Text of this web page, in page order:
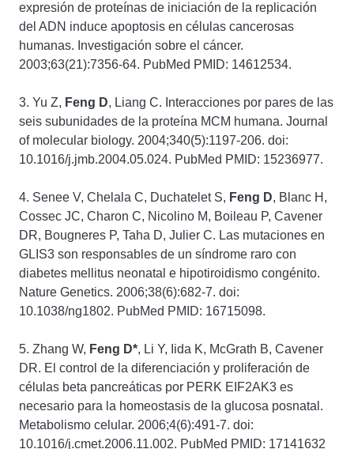
expresión de proteínas de iniciación de la replicación
del ADN induce apoptosis en células cancerosas
humanas. Investigación sobre el cáncer.
2003;63(21):7356-64. PubMed PMID: 14612534.
3. Yu Z, Feng D, Liang C. Interacciones por pares de las
seis subunidades de la proteína MCM humana. Journal
of molecular biology. 2004;340(5):1197-206. doi:
10.1016/j.jmb.2004.05.024. PubMed PMID: 15236977.
4. Senee V, Chelala C, Duchatelet S, Feng D, Blanc H,
Cossec JC, Charon C, Nicolino M, Boileau P, Cavener
DR, Bougneres P, Taha D, Julier C. Las mutaciones en
GLIS3 son responsables de un síndrome raro con
diabetes mellitus neonatal e hipotiroidismo congénito.
Nature Genetics. 2006;38(6):682-7. doi:
10.1038/ng1802. PubMed PMID: 16715098.
5. Zhang W, Feng D*, Li Y, Iida K, McGrath B, Cavener
DR. El control de la diferenciación y proliferación de
células beta pancreáticas por PERK EIF2AK3 es
necesario para la homeostasis de la glucosa posnatal.
Metabolismo celular. 2006;4(6):491-7. doi:
10.1016/j.cmet.2006.11.002. PubMed PMID: 17141632